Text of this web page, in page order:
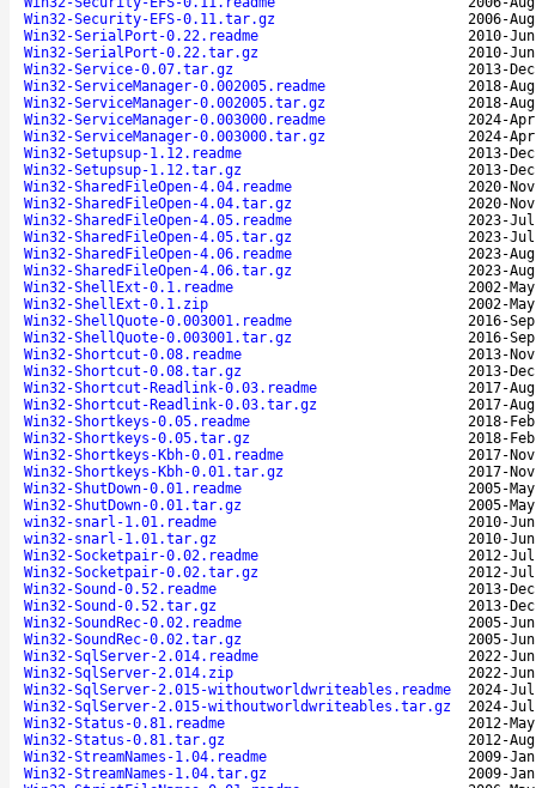
Win32-Security-EFS-0.11.tar.gz
2006-
Win32-SerialPort-0.22.readme
2010-
Win32-SerialPort-0.22.tar.gz
2010-
Win32-Service-0.07.tar.gz
2013-
Win32-ServiceManager-0.002005.readme
2018-
Win32-ServiceManager-0.002005.tar.gz
2018-
Win32-ServiceManager-0.003000.readme
2024-
Win32-ServiceManager-0.003000.tar.gz
2024-
Win32-Setupsup-1.12.readme
2013-
Win32-Setupsup-1.12.tar.gz
2013-
Win32-SharedFileOpen-4.04.readme
2020-
Win32-SharedFileOpen-4.04.tar.gz
2020-
Win32-SharedFileOpen-4.05.readme
2023-
Win32-SharedFileOpen-4.05.tar.gz
2023-
Win32-SharedFileOpen-4.06.readme
2023-
Win32-SharedFileOpen-4.06.tar.gz
2023-
Win32-ShellExt-0.1.readme
2002-
Win32-ShellExt-0.1.zip
2002-
Win32-ShellQuote-0.003001.readme
2016-
Win32-ShellQuote-0.003001.tar.gz
2016-
Win32-Shortcut-0.08.readme
2013-
Win32-Shortcut-0.08.tar.gz
2013-
Win32-Shortcut-Readlink-0.03.readme
2017-
Win32-Shortcut-Readlink-0.03.tar.gz
2017-
Win32-Shortkeys-0.05.readme
2018-
Win32-Shortkeys-0.05.tar.gz
2018-
Win32-Shortkeys-Kbh-0.01.readme
2017-
Win32-Shortkeys-Kbh-0.01.tar.gz
2017-
Win32-ShutDown-0.01.readme
2005-
Win32-ShutDown-0.01.tar.gz
2005-
win32-snarl-1.01.readme
2010-
win32-snarl-1.01.tar.gz
2010-
Win32-Socketpair-0.02.readme
2012-
Win32-Socketpair-0.02.tar.gz
2012-
Win32-Sound-0.52.readme
2013-
Win32-Sound-0.52.tar.gz
2013-
Win32-SoundRec-0.02.readme
2005-
Win32-SoundRec-0.02.tar.gz
2005-
Win32-SqlServer-2.014.readme
2022-
Win32-SqlServer-2.014.zip
2022-
Win32-SqlServer-2.015-withoutworldwriteables.readme
2024-
Win32-SqlServer-2.015-withoutworldwriteables.tar.gz
2024-
Win32-Status-0.81.readme
2012-
Win32-Status-0.81.tar.gz
2012-
Win32-StreamNames-1.04.readme
2009-
Win32-StreamNames-1.04.tar.gz
2009-